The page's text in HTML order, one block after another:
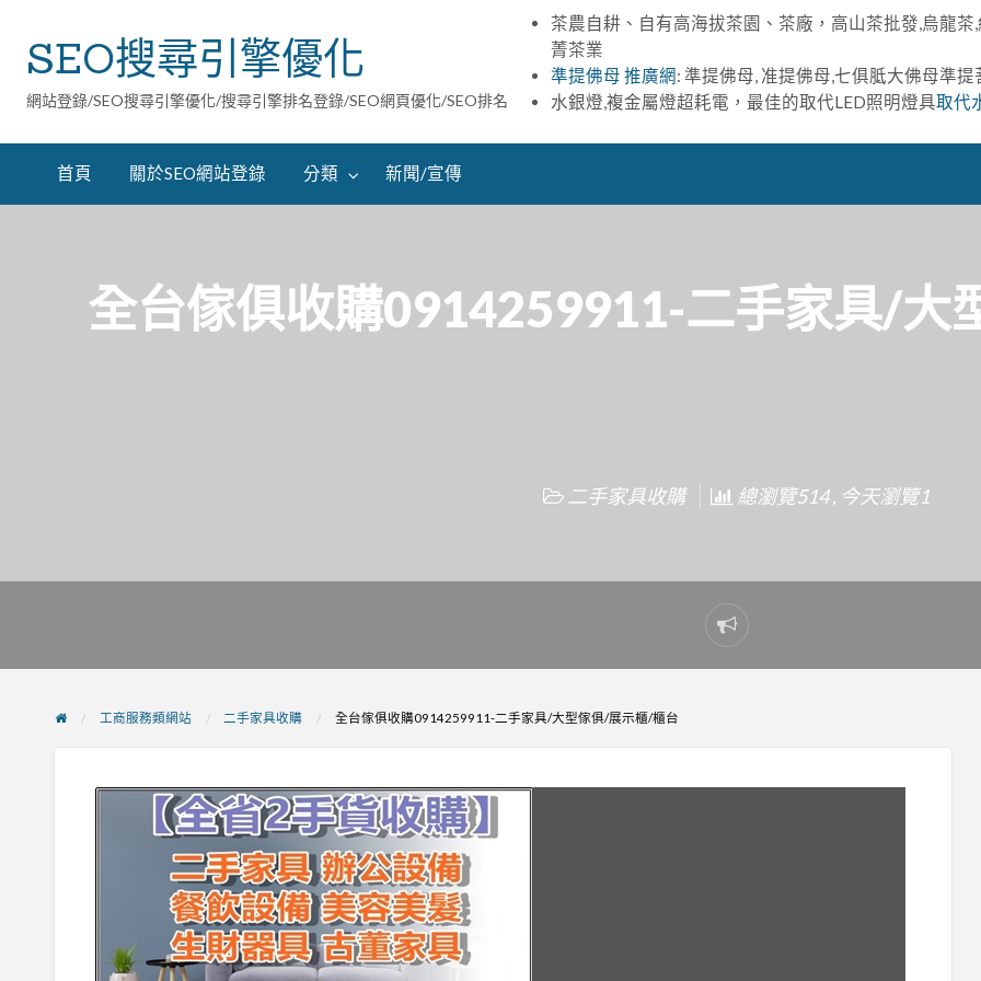
SEO搜尋引擎優化
網站登錄/SEO搜尋引擎優化/搜尋引擎排名登錄/SEO網頁優化/SEO排名
茶農自耕、自有高海拔茶園、茶廠，高山茶批發,烏龍茶
菁茶業
準提佛母 推廣網: 準提佛母, 准提佛母,七俱胝大佛母準
水銀燈,複金屬燈超耗電，最佳的取代LED照明燈具取代
首頁 關於SEO網站登錄 分類 新聞/宣傳
全台傢俱收購0914259911-二手家具/大
二手家具收購 總瀏覽514 , 今天瀏覽1
Report
problem
工商服務類網站 二手家具收購 全台傢俱收購0914259911-二手家具/大型傢俱/展示櫃/櫃台